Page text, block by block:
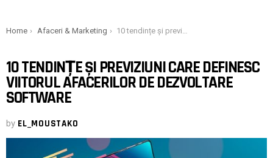
You are here:
Home Afaceri & Marketing 10 tendințe și previziuni care definesc viitorul afacerilor de dezvoltare software
10 TENDINȚE ȘI PREVIZIUNI CARE DEFINESC
VIITORUL AFACERILOR DE DEZVOLTARE
SOFTWARE
by EL_MOUSTAKO